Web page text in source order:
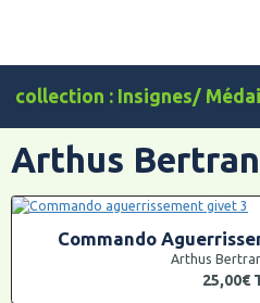
collection : Insignes/
Arthus
Commando
Arthus
25,00€